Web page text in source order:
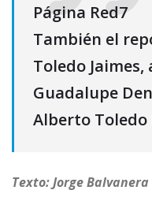
Página Red7
También el
Toledo Jaimes,
Guadalupe
Alberto Toledo
Texto: Jorge Balvanera